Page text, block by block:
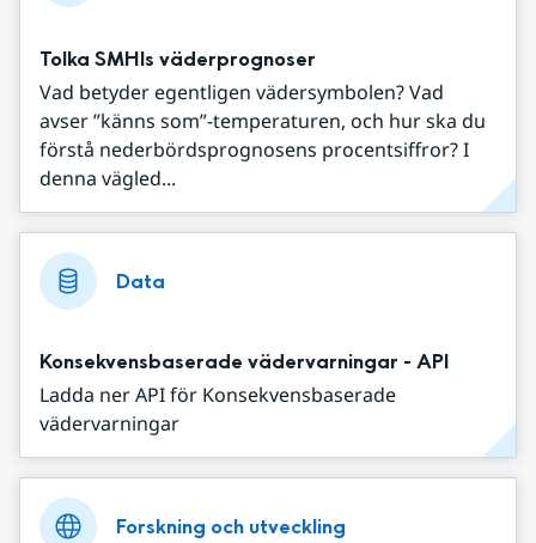
Tolka SMHIs väderprognoser
Vad betyder egentligen vädersymbolen? Vad
avser ”känns som”-temperaturen, och hur ska du
förstå nederbördsprognosens procentsiffror? I
denna vägled...
Data
Konsekvensbaserade vädervarningar - API
Ladda ner API för Konsekvensbaserade
vädervarningar
Forskning och utveckling